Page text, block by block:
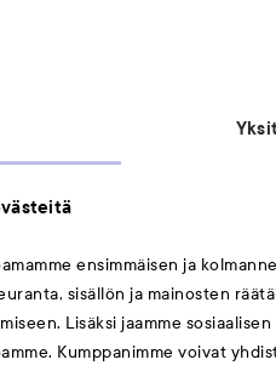
ensimmäisen ja
sisällön ja mainosten
Lisäksi jaamme
Kumppanimme voivat
Saattaisit